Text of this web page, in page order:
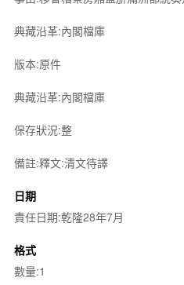
典藏沿革:內閣檔庫
版本:原件
典藏沿革:內閣檔庫
保存狀況:整
備註:釋文:清文待譯
日期
責任日期:乾隆28年7月
格式
數量:1